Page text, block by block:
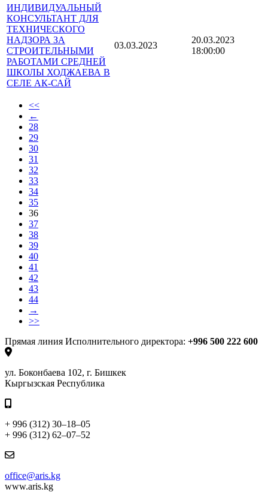
ИНДИВИДУАЛЬНЫЙ
КОНСУЛЬТАНТ ДЛЯ
ТЕХНИЧЕСКОГО
НАДЗОРА ЗА
СТРОИТЕЛЬНЫМИ
РАБОТАМИ СРЕДНЕЙ
ШКОЛЫ ХОДЖАЕВА В
СЕЛЕ АК-САЙ
03.03.2023
20.03.2023
18:00:00
<<
←
28
29
30
31
32
33
34
35
36
37
38
39
40
41
42
43
44
→
>>
Прямая линия Исполнительного директора: +996 500 222 600
ул. Боконбаева 102, г. Бишкек
Кыргызская Республика
+ 996 (312) 30–18–05
+ 996 (312) 62–07–52
office@aris.kg
www.aris.kg